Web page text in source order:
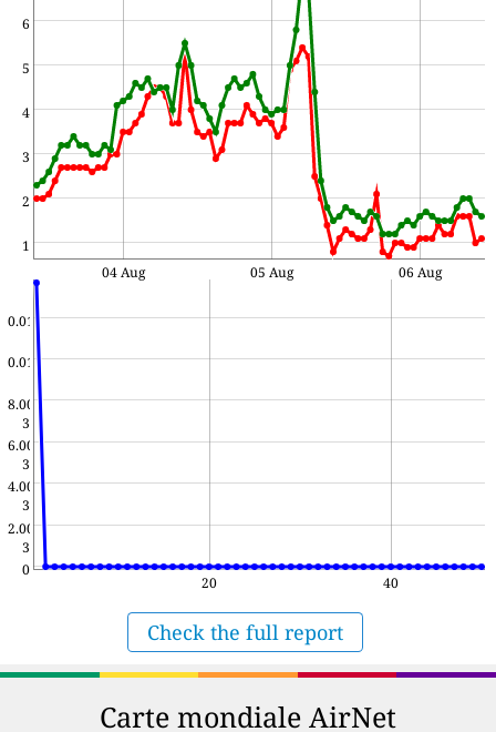
1
2
3
4
5
6
04 Aug 05 Aug 06 Aug
0
2.00e-
3
4.00e-
3
6.00e-
3
8.00e-
3
0.01
0.01
20 40
Check the full report
Carte mondiale AirNet